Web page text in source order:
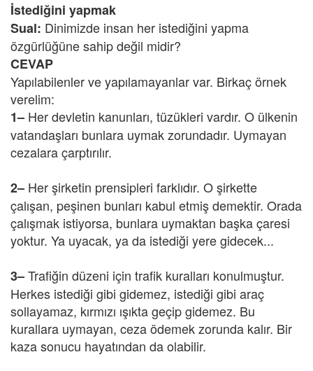
İstediğini yapmak
Sual: Dinimizde insan her istediğini yapma
özgürlüğüne sahip değil midir?
CEVAP
Yapılabilenler ve yapılamayanlar var. Birkaç örnek
verelim:
1– Her devletin kanunları, tüzükleri vardır. O ülkenin
vatandaşları bunlara uymak zorundadır. Uymayan
cezalara çarptırılır.
2– Her şirketin prensipleri farklıdır. O şirkette
çalışan, peşinen bunları kabul etmiş demektir. Orada
çalışmak istiyorsa, bunlara uymaktan başka çaresi
yoktur. Ya uyacak, ya da istediği yere gidecek...
3–Trafiğin düzeni için trafik kuralları konulmuştur.
Herkes istediği gibi gidemez, istediği gibi araç
sollayamaz, kırmızı ışıkta geçip gidemez. Bu
kurallara uymayan, ceza ödemek zorunda kalır. Bir
kaza sonucu hayatından da olabilir.